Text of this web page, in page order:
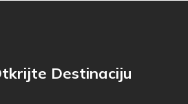
Destinaciju